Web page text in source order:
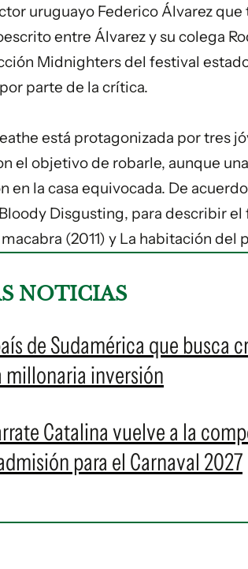
uruguayo Federico Álvarez
entre Álvarez y su colega
Midnightersdel festival
parte de la crítica.
está protagonizada por tres
el objetivo de robarle, aunque
en la casa equivocada. De
Bloody Disgusting, para describir
(2011) y La habitación del
NOTICIAS
de Sudamérica que busca
millonaria inversión
Catalina vuelve a la
para el Carnaval 2027